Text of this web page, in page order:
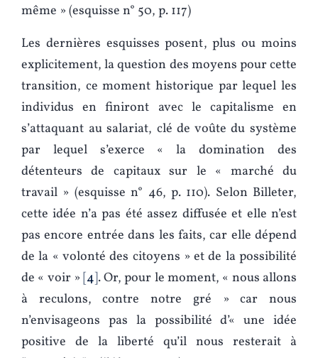
même » (esquisse n° 50, p. 117)
Les dernières esquisses posent, plus ou moins
explicitement, la question des moyens pour cette
transition, ce moment historique par lequel les
individus en finiront avec le capitalisme en
s’attaquant au salariat, clé de voûte du système
par lequel s’exerce « la domination des
détenteurs de capitaux sur le « marché du
travail » (esquisse n° 46, p. 110). Selon Billeter,
cette idée n’a pas été assez diffusée et elle n’est
pas encore entrée dans les faits, car elle dépend
de la « volonté des citoyens » et de la possibilité
de « voir » 4 . Or, pour le moment, « nous allons
à reculons, contre notre gré » car nous
n’envisageons pas la possibilité d’« une idée
positive de la liberté qu’il nous resterait à